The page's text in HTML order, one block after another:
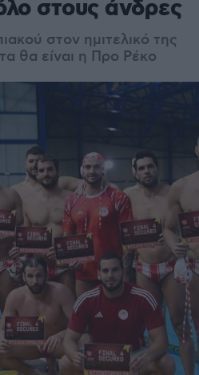
στους άνδρες
στον ημιτελικό της
θα είναι η Προ Ρέκο